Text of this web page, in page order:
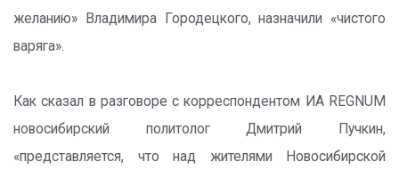
желанию» Владимира Городецкого, назначили «чистого
варяга».
Как сказал в разговоре с корреспондентом ИА REGNUM
новосибирский политолог Дмитрий Пучкин,
«представляется, что над жителями Новосибирской